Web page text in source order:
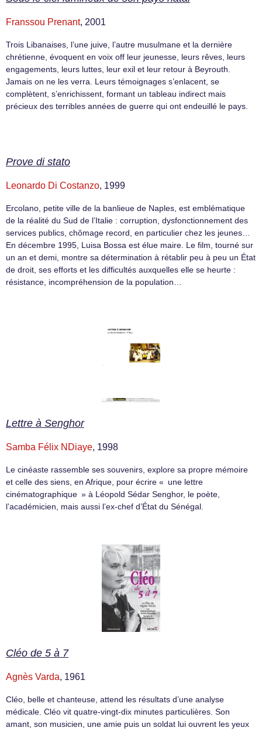
Franssou Prenant, 2001
Trois Libanaises, l’une juive, l’autre musulmane et la dernière
chrétienne, évoquent en voix off leur jeunesse, leurs rêves, leurs
engagements, leurs luttes, leur exil et leur retour à Beyrouth.
Jamais on ne les verra. Leurs témoignages s’enlacent, se
complètent, s’enrichissent, formant un tableau indirect mais
précieux des terribles années de guerre qui ont endeuillé le pays.
Prove di stato
Leonardo Di Costanzo, 1999
Ercolano, petite ville de la banlieue de Naples, est emblématique
de la réalité du Sud de l’Italie : corruption, dysfonctionnement des
services publics, chômage record, en particulier chez les jeunes…
En décembre 1995, Luisa Bossa est élue maire. Le film, tourné sur
un an et demi, montre sa détermination à rétablir peu à peu un État
de droit, ses efforts et les difficultés auxquelles elle se heurte :
résistance, incompréhension de la population…
Lettre à Senghor
Samba Félix NDiaye, 1998
Le cinéaste rassemble ses souvenirs, explore sa propre mémoire
et celle des siens, en Afrique, pour écrire « une lettre
cinématographique » à Léopold Sédar Senghor, le poète,
l’académicien, mais aussi l’ex-chef d’État du Sénégal.
Cléo de 5 à 7
Agnès Varda, 1961
Cléo, belle et chanteuse, attend les résultats d’une analyse
médicale. Cléo vit quatre-vingt-dix minutes particulières. Son
amant, son musicien, une amie puis un soldat lui ouvrent les yeux